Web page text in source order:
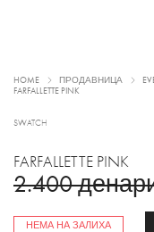
HOME ПРОДАВНИЦА
FARFALLETTE PINK
SWATCH
FARFALLETTE PINK
2.400
НЕМА НА ЗАЛИХА